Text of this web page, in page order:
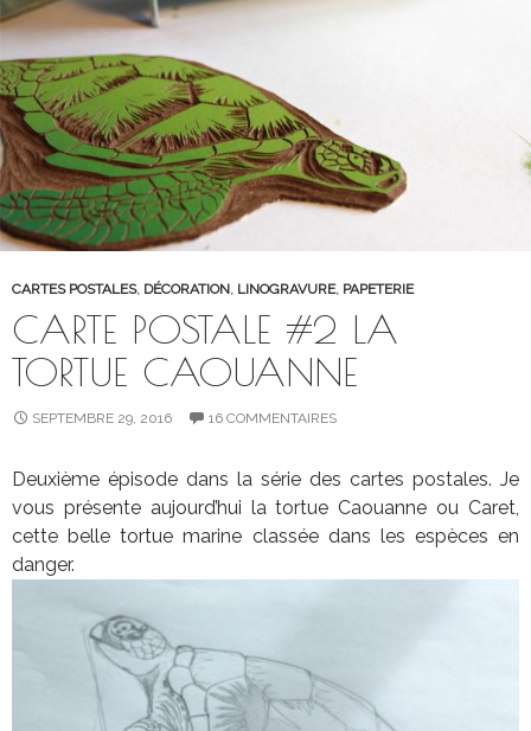
CARTES POSTALES, DÉCORATION, LINOGRAVURE, PAPETERIE
CARTE POSTALE #2 LA
TORTUE CAOUANNE
SEPTEMBRE 29, 2016 16 COMMENTAIRES
Deuxième épisode dans la série des cartes postales. Je
vous présente aujourd’hui la tortue Caouanne ou Caret,
cette belle tortue marine classée dans les espèces en
danger.